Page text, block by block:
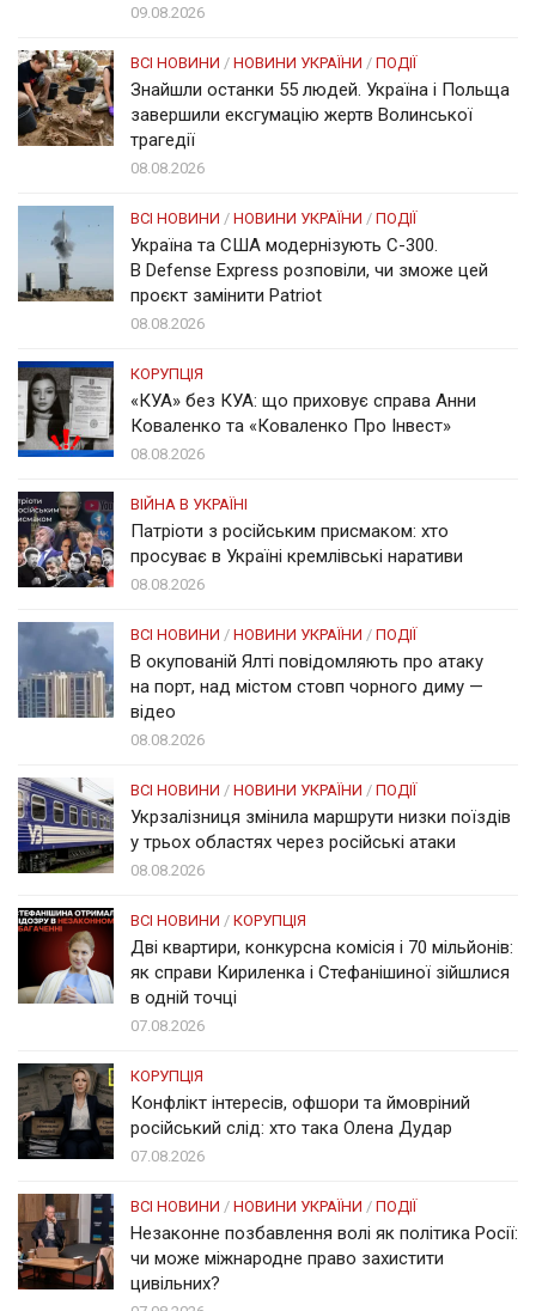
09.08.2026
ВСІ НОВИНИ / НОВИНИ УКРАЇНИ / ПОДІЇ
Знайшли останки 55 людей. Україна і Польща
завершили ексгумацію жертв Волинської
трагедії
08.08.2026
ВСІ НОВИНИ / НОВИНИ УКРАЇНИ / ПОДІЇ
Україна та США модернізують С-300.
В Defense Express розповіли, чи зможе цей
проєкт замінити Patriot
08.08.2026
КОРУПЦІЯ
«КУА» без КУА: що приховує справа Анни
Коваленко та «Коваленко Про Інвест»
08.08.2026
ВІЙНА В УКРАЇНІ
Патріоти з російським присмаком: хто
просуває в Україні кремлівські наративи
08.08.2026
ВСІ НОВИНИ / НОВИНИ УКРАЇНИ / ПОДІЇ
В окупованій Ялті повідомляють про атаку
на порт, над містом стовп чорного диму —
відео
08.08.2026
ВСІ НОВИНИ / НОВИНИ УКРАЇНИ / ПОДІЇ
Укрзалізниця змінила маршрути низки поїздів
у трьох областях через російські атаки
08.08.2026
ВСІ НОВИНИ / КОРУПЦІЯ
Дві квартири, конкурсна комісія і 70 мільйонів:
як справи Кириленка і Стефанішиної зійшлися
в одній точці
07.08.2026
КОРУПЦІЯ
Конфлікт інтересів, офшори та ймовріний
російський слід: хто така Олена Дудар
07.08.2026
ВСІ НОВИНИ / НОВИНИ УКРАЇНИ / ПОДІЇ
Незаконне позбавлення волі як політика Росії:
чи може міжнародне право захистити
цивільних?